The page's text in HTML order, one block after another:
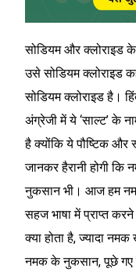
सोडियम और क्लोराइड के
उसे सोडियम क्लोराइड
सोडियम क्लोराइड है।
अंग्रेजी में ये ‘साल्ट’ के
है क्योंकि ये पौष्टिक और
जानकर हैरानी होगी
नुकसान भी। आज हम
सहज भाषा में प्राप्त
क्या होता है, ज्यादा
नमक के नुकसान, पूछे गए